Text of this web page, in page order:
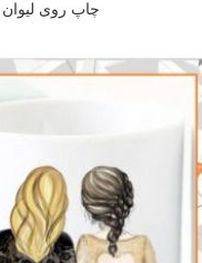
چاپ روی لیوان